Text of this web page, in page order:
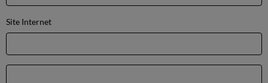
Site Internet